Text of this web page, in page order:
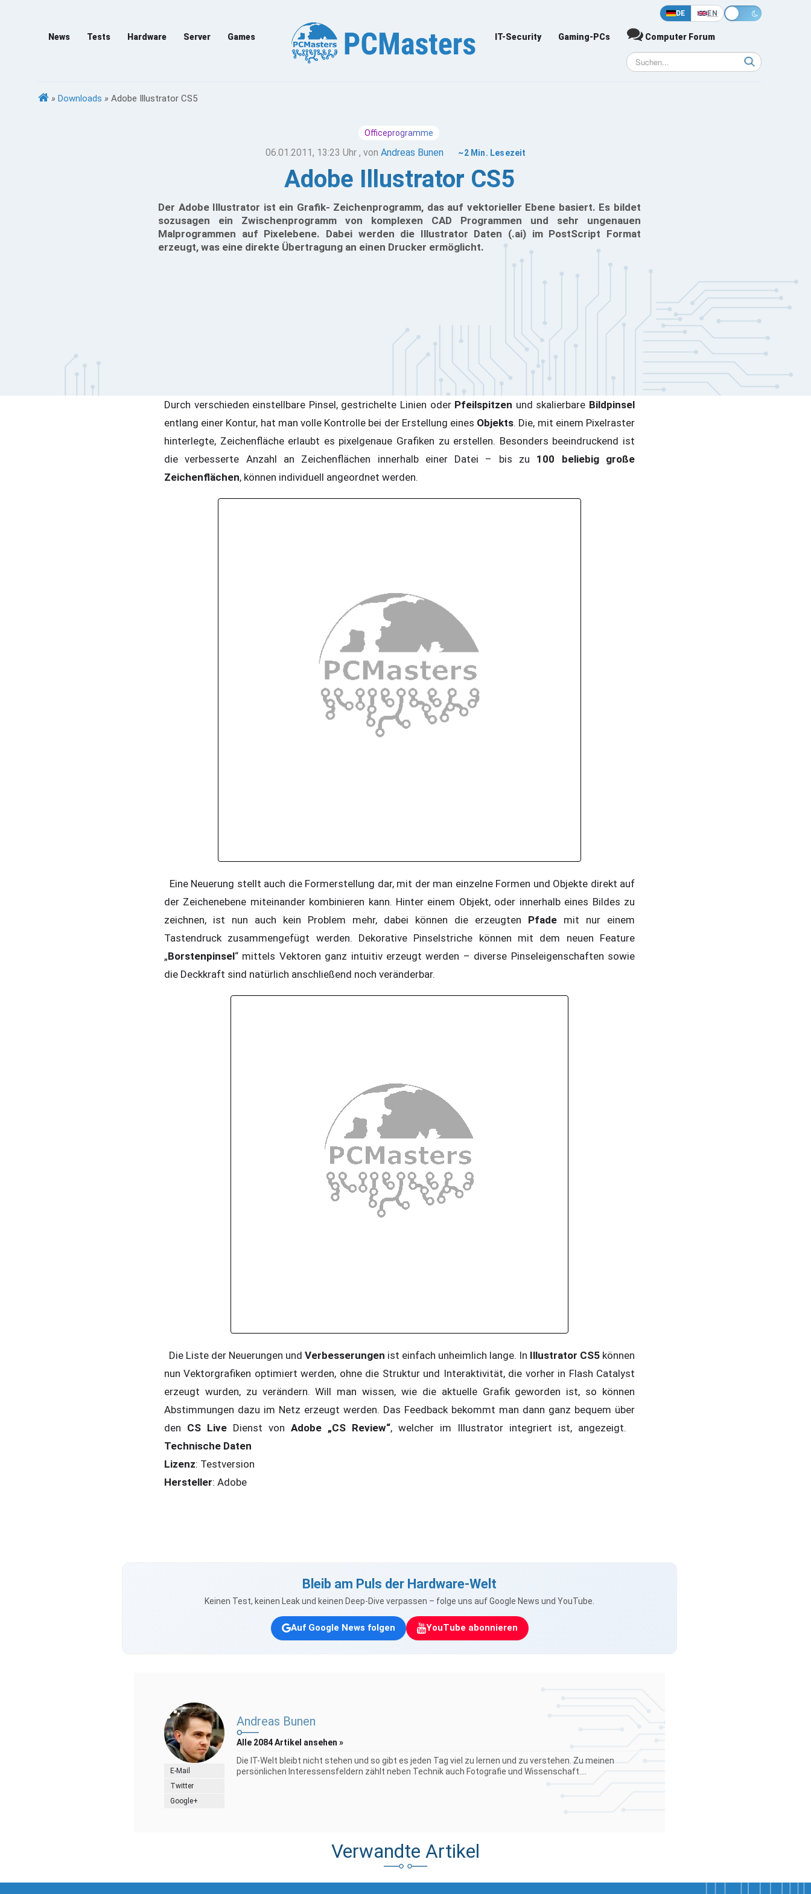
DE EN
News Tests Hardware Server Games IT-Security Gaming-PCs Computer Forum
» Downloads » Adobe Illustrator CS5
Officeprogramme
06.01.2011, 13:23 Uhr , vonAndreas Bunen ~2 Min. Lesezeit
Adobe Illustrator CS5
Der Adobe Illustrator ist ein Grafik- Zeichenprogramm, das auf vektorieller Ebene basiert. Es bildet
sozusagen ein Zwischenprogramm von komplexen CAD Programmen und sehr ungenauen
Malprogrammen auf Pixelebene. Dabei werden die Illustrator Daten (.ai) im PostScript Format
erzeugt, was eine direkte Übertragung an einen Drucker ermöglicht.
Durch verschieden einstellbare Pinsel, gestrichelte Linien oder Pfeilspitzen und skalierbare Bildpinsel
entlang einer Kontur, hat man volle Kontrolle bei der Erstellung eines Objekts. Die, mit einem Pixelraster
hinterlegte, Zeichenfläche erlaubt es pixelgenaue Grafiken zu erstellen. Besonders beeindruckend ist
die verbesserte Anzahl an Zeichenflächen innerhalb einer Datei – bis zu 100 beliebig große
Zeichenflächen, können individuell angeordnet werden.
Eine Neuerung stellt auch die Formerstellung dar, mit der man einzelne Formen und Objekte direkt auf
der Zeichenebene miteinander kombinieren kann. Hinter einem Objekt, oder innerhalb eines Bildes zu
zeichnen, ist nun auch kein Problem mehr, dabei können die erzeugten Pfade mit nur einem
Tastendruck zusammengefügt werden. Dekorative Pinselstriche können mit dem neuen Feature
„Borstenpinsel“ mittels Vektoren ganz intuitiv erzeugt werden – diverse Pinseleigenschaften sowie
die Deckkraft sind natürlich anschließend noch veränderbar.
Die Liste der Neuerungen und Verbesserungen ist einfach unheimlich lange. In Illustrator CS5 können
nun Vektorgrafiken optimiert werden, ohne die Struktur und Interaktivität, die vorher in Flash Catalyst
erzeugt wurden, zu verändern. Will man wissen, wie die aktuelle Grafik geworden ist, so können
Abstimmungen dazu im Netz erzeugt werden. Das Feedback bekommt man dann ganz bequem über
den CS Live Dienst von Adobe „CS Review“, welcher im Illustrator integriert ist, angezeigt.
Technische Daten
Lizenz: Testversion
Hersteller: Adobe
Bleib am Puls der Hardware-Welt
Keinen Test, keinen Leak und keinen Deep-Dive verpassen – folge uns auf Google News und YouTube.
Auf Google News folgen YouTube abonnieren
E-Mail
Twitter
Google+
Andreas Bunen
Alle 2084 Artikel ansehen »
Die IT-Welt bleibt nicht stehen und so gibt es jeden Tag viel zu lernen und zu verstehen. Zu meinen
persönlichen Interessensfeldern zählt neben Technik auch Fotografie und Wissenschaft....
Verwandte Artikel